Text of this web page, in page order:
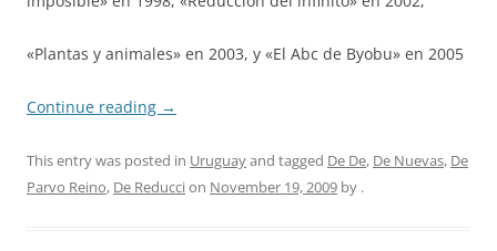
«Plantas y animales» en 2003, y «El Abc de Byobu» en 2005
Continue reading →
This entry was posted in Uruguayand tagged De De, De Nuevas, De
Parvo Reino, De Reduccion November 19, 2009 by .